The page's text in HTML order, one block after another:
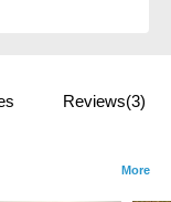
Reviews(3)
More